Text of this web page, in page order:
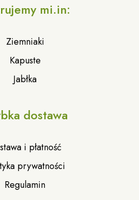
mi.in:
Ziemniaki
Kapuste
Jabłka
dostawa
i płatność
prywatności
Regulamin